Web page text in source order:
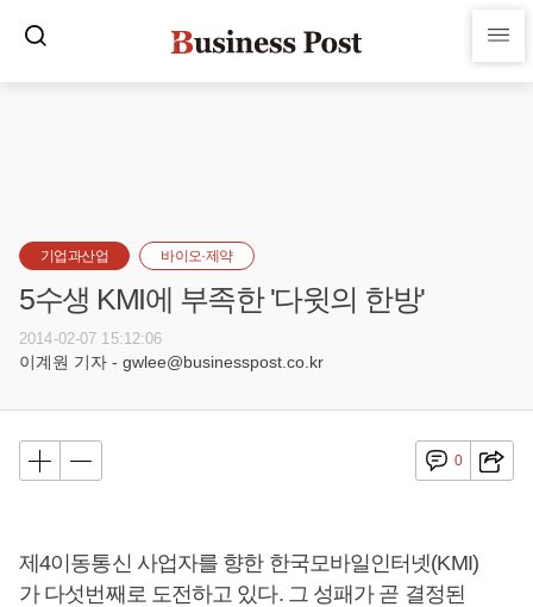
기업과산업 바이오·제약
5수생 KMI에 부족한 '다윗의 한방'
2014-02-07 15:12:06
이계원 기자 - gwlee@businesspost.co.kr
0
제4이동통신 사업자를 향한 한국모바일인터넷(KMI)
가 다섯번째로 도전하고 있다. 그 성패가 곧 결정된